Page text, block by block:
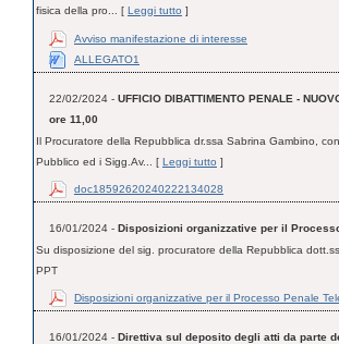
fisica della pro... [ Leggi tutto ]
Avviso manifestazione di interesse
ALLEGATO1
22/02/2024 - UFFICIO DIBATTIMENTO PENALE -
ore 11,00
Il Procuratore della Repubblica dr.ssa Sabrina Gambino,
Pubblico ed i Sigg.Av... [ Leggi tutto ]
doc18592620240222134028
16/01/2024 - Disposizioni organizzative per il
Su disposizione del sig. procuratore della Repubblica
PPT
Disposizioni organizzative per il Processo Penale
16/01/2024 - Direttiva sul deposito degli atti da parte